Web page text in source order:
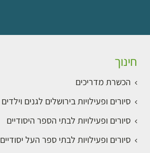
חינוך
הכשרת מדריכים
סיורים ופעילויות בירושלים לגנים וילדים
סיורים ופעילויות לבתי הספר היסודיים
סיורים ופעילויות לבתי ספר העל יסודיים